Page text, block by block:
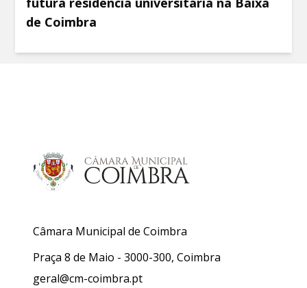
de Coimbra
Câmara Municipal de Coimbra
Praça 8 de Maio - 3000-300, Coimbra
geral@cm-coimbra.pt